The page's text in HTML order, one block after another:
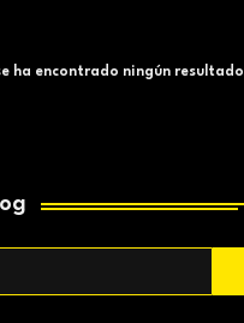
ha encontrado ningún resultado